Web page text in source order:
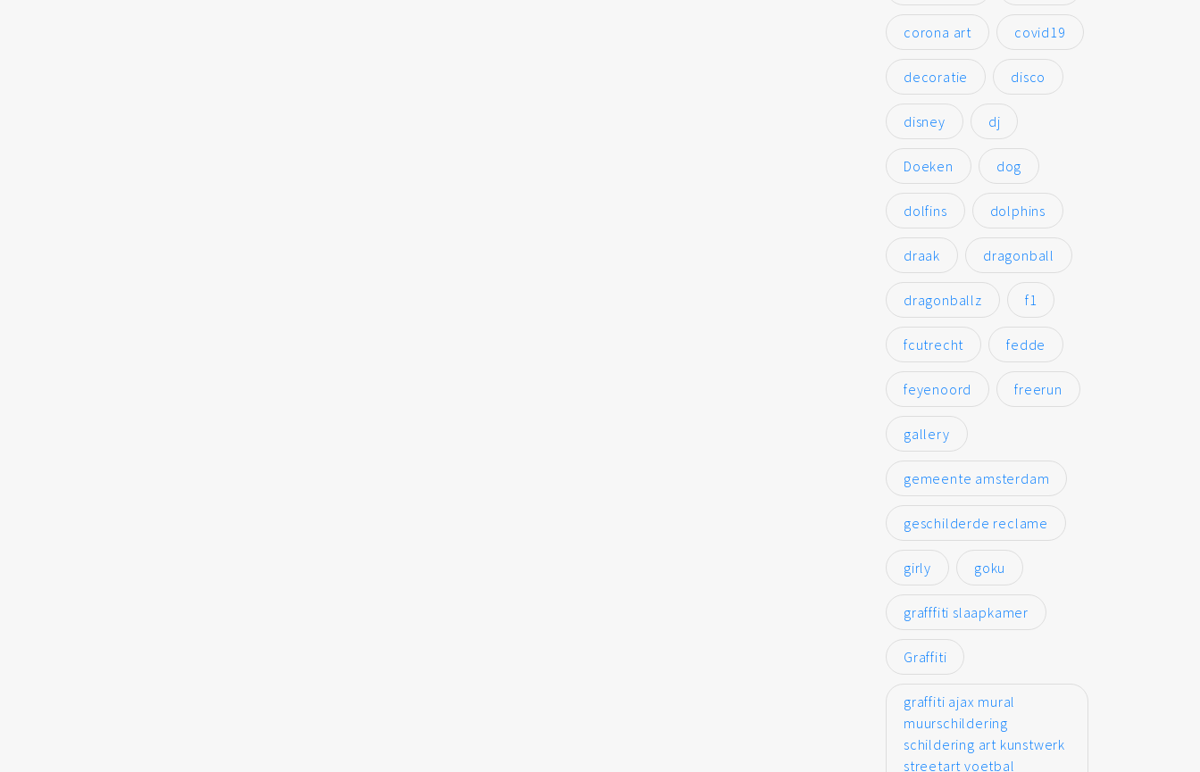
corona art covid19
decoratie disco
disney dj
Doeken dog
dolfins dolphins
draak dragonball
dragonballz f1
fcutrecht fedde
feyenoord freerun
gallery
gemeente amsterdam
geschilderde reclame
girly goku
grafffiti slaapkamer
Graffiti
graffiti ajax mural
muurschildering
schildering art kunstwerk
streetart voetbal